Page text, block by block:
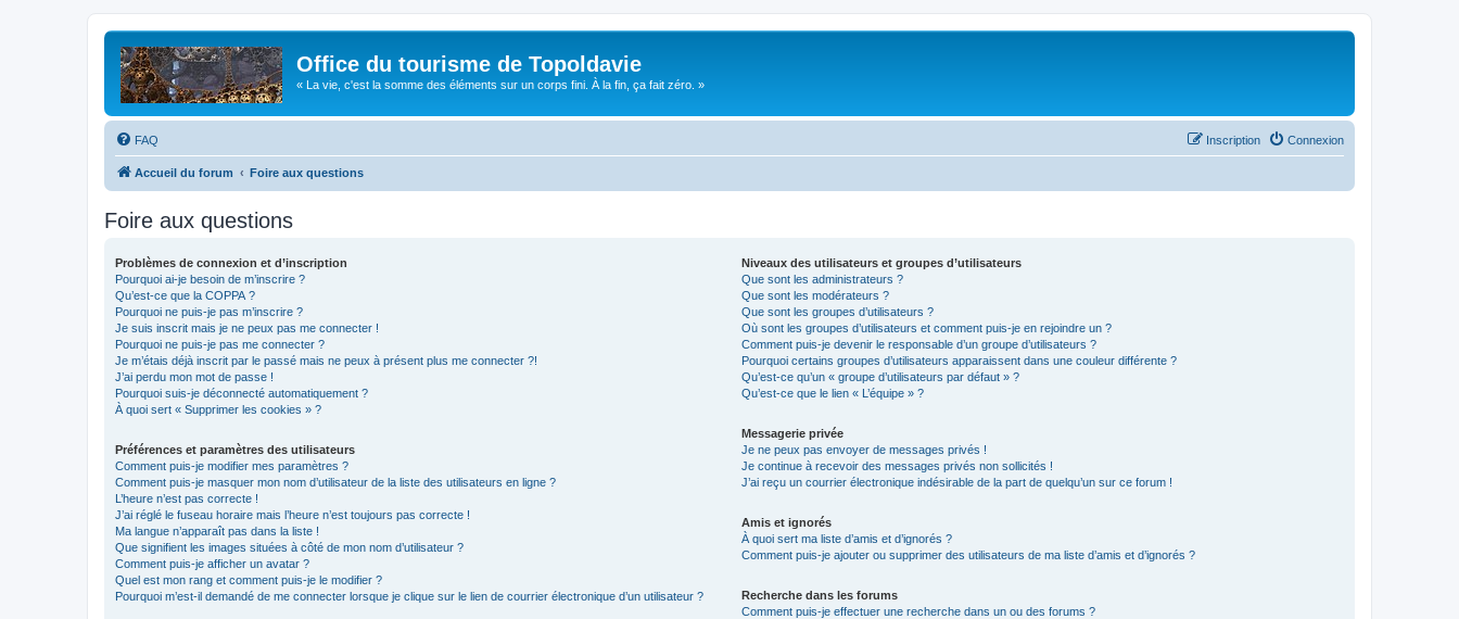
Office du tourisme de Topoldavie
« La vie, c'est la somme des éléments sur un corps fini. À la fin, ça fait zéro. »
FAQ Connexion
Inscription
Accueil du forum Foire aux questions
Foire aux questions
Problèmes de connexion et d’inscription
Pourquoi ai-je besoin de m’inscrire ?
Qu’est-ce que la COPPA ?
Pourquoi ne puis-je pas m’inscrire ?
Je suis inscrit mais je ne peux pas me connecter !
Pourquoi ne puis-je pas me connecter ?
Je m’étais déjà inscrit par le passé mais ne peux à présent plus me connecter ?!
J’ai perdu mon mot de passe !
Pourquoi suis-je déconnecté automatiquement ?
À quoi sert « Supprimer les cookies » ?
Préférences et paramètres des utilisateurs
Comment puis-je modifier mes paramètres ?
Comment puis-je masquer mon nom d’utilisateur de la liste des utilisateurs en ligne ?
L’heure n’est pas correcte !
J’ai réglé le fuseau horaire mais l’heure n’est toujours pas correcte !
Ma langue n’apparaît pas dans la liste !
Que signifient les images situées à côté de mon nom d’utilisateur ?
Comment puis-je afficher un avatar ?
Quel est mon rang et comment puis-je le modifier ?
Pourquoi m’est-il demandé de me connecter lorsque je clique sur le lien de courrier électronique d’un utilisateur ?
Niveaux des utilisateurs et groupes d’utilisateurs
Que sont les administrateurs ?
Que sont les modérateurs ?
Que sont les groupes d’utilisateurs ?
Où sont les groupes d’utilisateurs et comment puis-je en rejoindre un ?
Comment puis-je devenir le responsable d’un groupe d’utilisateurs ?
Pourquoi certains groupes d’utilisateurs apparaissent dans une couleur différente ?
Qu’est-ce qu’un « groupe d’utilisateurs par défaut » ?
Qu’est-ce que le lien « L’équipe » ?
Messagerie privée
Je ne peux pas envoyer de messages privés !
Je continue à recevoir des messages privés non sollicités !
J’ai reçu un courrier électronique indésirable de la part de quelqu’un sur ce forum !
Amis et ignorés
À quoi sert ma liste d’amis et d’ignorés ?
Comment puis-je ajouter ou supprimer des utilisateurs de ma liste d’amis et d’ignorés ?
Recherche dans les forums
Comment puis-je effectuer une recherche dans un ou des forums ?